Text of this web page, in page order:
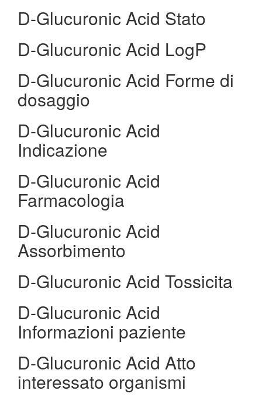
D-Glucuronic Acid Stato
D-Glucuronic Acid LogP
D-Glucuronic Acid Forme di
dosaggio
D-Glucuronic Acid
Indicazione
D-Glucuronic Acid
Farmacologia
D-Glucuronic Acid
Assorbimento
D-Glucuronic Acid Tossicita
D-Glucuronic Acid
Informazioni paziente
D-Glucuronic Acid Atto
interessato organismi